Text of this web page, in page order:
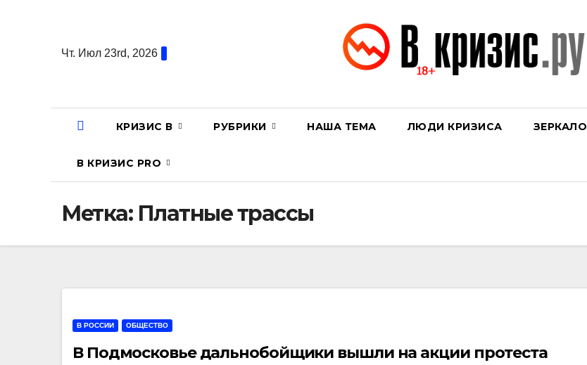
содержаниюЧт. Июл 23rd, 2026
КРИЗИС В РУБРИКИ НАША ТЕМА ЛЮДИ КРИЗИСА ЗЕРКАЛО
В КРИЗИС PRO
Метка: Платные трассы
В РОССИИ ОБЩЕСТВО
В Подмосковье дальнобойщики вышли на акции протеста